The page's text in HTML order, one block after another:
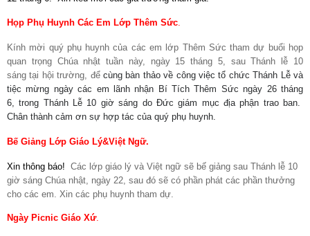
Họp Phụ Huynh Các Em Lớp Thêm Sức.
Kính mời quý phụ huynh của các em lớp Thêm Sức tham dự buổi họp
quan trọng Chúa nhật tuần này, ngày 15 tháng 5, sau Thánh lễ 10
sáng tại hội trường, đểcùng bàn thảo về công việc tổ chức Thánh Lễ và
tiệc mừng ngày các em lãnh nhận Bí Tích Thêm Sức ngày 26 tháng
6, trong Thánh Lễ 10 giờ sáng do Đức giám mục địa phận trao ban.
Chân thành cảm ơn sự hợp tác của quý phụ huynh.
Bế Giảng Lớp Giáo Lý&Việt Ngữ.
Xin thông báo! Các lớp giáo lý và Việt ngữ sẽ bế giảng sau Thánh lễ 10
giờ sáng Chúa nhật, ngày 22, sau đó sẽ có phần phát các phần thưởng
cho các em. Xin các phụ huynh tham dự.
Ngày Picnic Giáo Xứ.